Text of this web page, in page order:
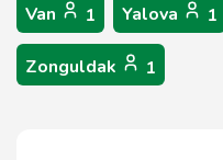
Van 1 Yalova 1
Zonguldak 1